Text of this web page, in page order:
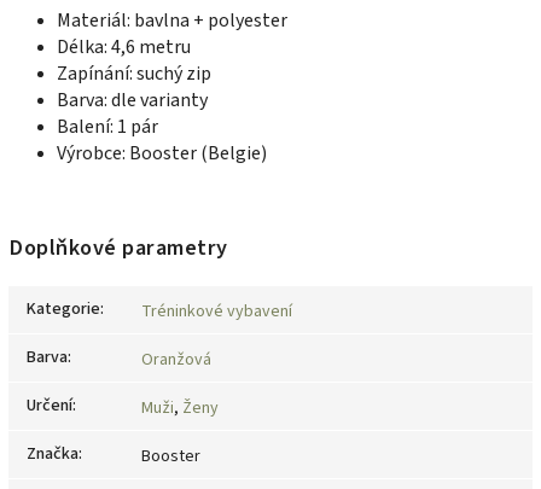
Materiál: bavlna + polyester
Délka: 4,6 metru
Zapínání: suchý zip
Barva: dle varianty
Balení: 1 pár
Výrobce: Booster (Belgie)
Doplňkové parametry
Kategorie:
Tréninkové vybavení
Barva:
Oranžová
Určení: Muži, Ženy
Značka:
Booster